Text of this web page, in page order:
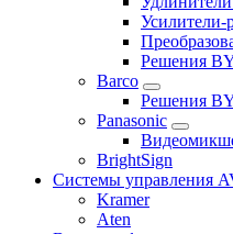
Усилители-
Решения
Barco
Решения
Panasonic
BrightSign
Системы управления
Kramer
Aten